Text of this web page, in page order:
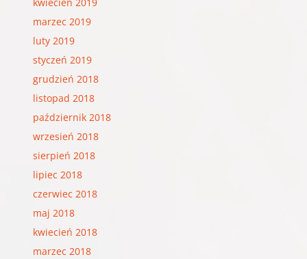
marzec 2019
luty 2019
styczeń 2019
grudzień 2018
listopad 2018
październik 2018
wrzesień 2018
sierpień 2018
lipiec 2018
czerwiec 2018
maj 2018
kwiecień 2018
marzec 2018